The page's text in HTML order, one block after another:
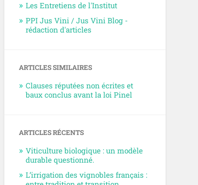
Les Entretiens de l'Institut
PPI Jus Vini / Jus Vini Blog -
rédaction d'articles
ARTICLES SIMILAIRES
Clauses réputées non écrites et
baux conclus avant la loi Pinel
ARTICLES RÉCENTS
Viticulture biologique : un modèle
durable questionné.
L’irrigation des vignobles français :